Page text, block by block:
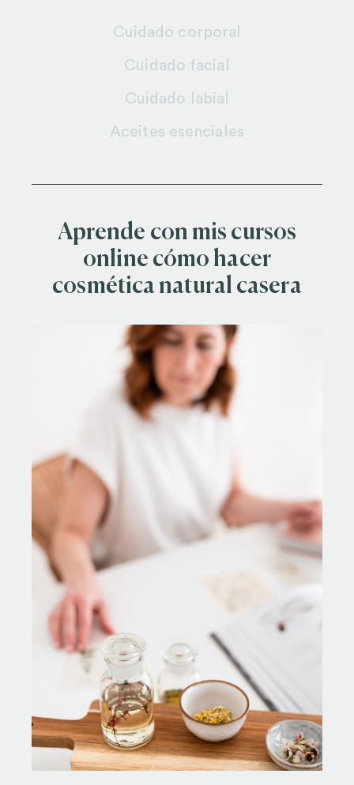
Cuidado corporal
Cuidado facial
Cuidado labial
Aceites esenciales
Aprende con mis cursos
online cómo hacer
cosmética natural casera